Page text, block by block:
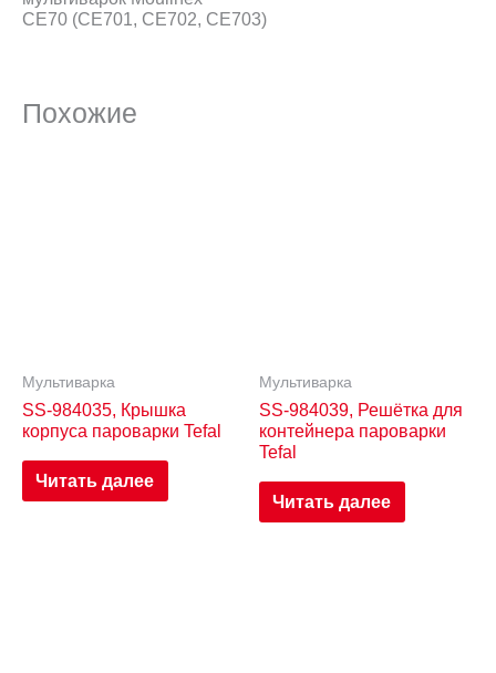
CE70 (CE701, CE702, CE703)
Похожие
Мультиварка
SS-984035, Крышка
корпуса пароварки Tefal
Читать далее
Мультиварка
SS-984039, Решётка для
контейнера пароварки
Tefal
Читать далее